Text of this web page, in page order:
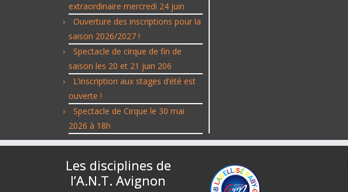
extraordinaire mercredi 24 juin
Ouverture des inscriptions pour la
saison 2026/2027 !
Spectacle de cirque de fin de
saison les 20 et 21 juin 206
L’inscription aux stages d’été est
ouverte !
Spectacle de Cirque le 30 mai
2026 à 18h
Les disciplines de
l’A.N.T. Avignon